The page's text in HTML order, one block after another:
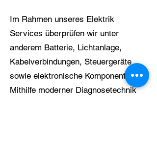
Im Rahmen unseres Elektrik
Services überprüfen wir unter
anderem Batterie, Lichtanlage,
Kabelverbindungen, Steuergeräte
sowie elektronische Komponenten.
Mithilfe moderner Diagnosetechnik